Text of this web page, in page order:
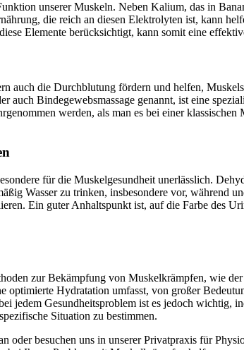
unserer Muskeln. Neben Kalium, das in
die reich an diesen Elektrolyten ist, kann
Elemente berücksichtigt, kann somit eine
auch die Durchblutung fördern und helfen,
auch Bindegewebsmassage genannt, ist eine
werden, als man es bei einer
für die Muskelgesundheit unerlässlich.
Wasser zu trinken, insbesondere vor, während
Ein guter Anhaltspunkt ist, auf die Farbe des
zur Bekämpfung von Muskelkrämpfen, wie
optimierte Hydratation umfasst, von großer
jedem Gesundheitsproblem ist es jedoch
Situation zu bestimmen.
oder besuchen uns in unserer Privatpraxis für